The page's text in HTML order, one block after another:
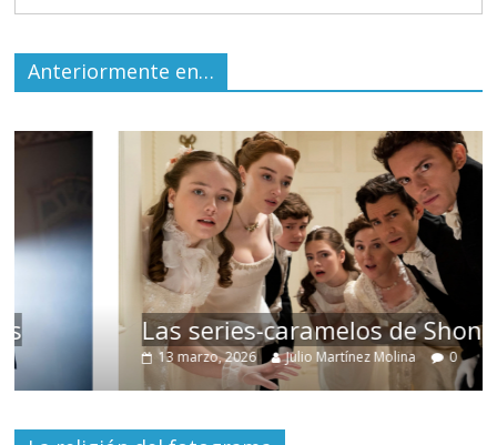
Anteriormente en…
Las series-caramelos de Shondaland
13 marzo, 2026 Julio Martínez Molina 0